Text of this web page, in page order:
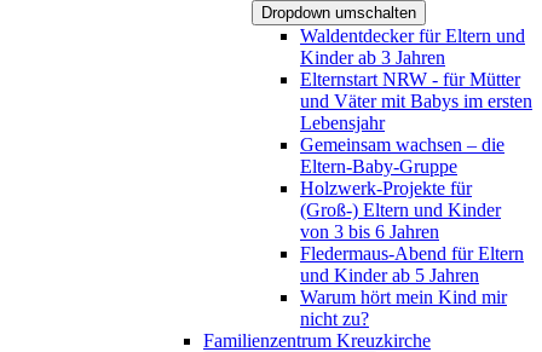
Dropdown umschalten
Waldentdecker für Eltern und
Kinder ab 3 Jahren
Elternstart NRW - für Mütter
und Väter mit Babys im ersten
Lebensjahr
Gemeinsam wachsen – die
Eltern-Baby-Gruppe
Holzwerk-Projekte für
(Groß-) Eltern und Kinder
von 3 bis 6 Jahren
Fledermaus-Abend für Eltern
und Kinder ab 5 Jahren
Warum hört mein Kind mir
nicht zu?
Familienzentrum Kreuzkirche